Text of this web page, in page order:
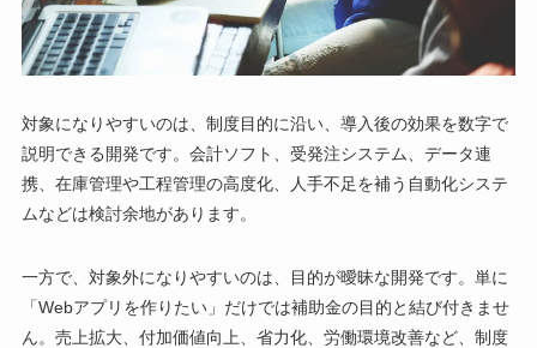
対象になりやすいのは、制度目的に沿い、導入後の効果を数字で
説明できる開発です。会計ソフト、受発注システム、データ連
携、在庫管理や工程管理の高度化、人手不足を補う自動化システ
ムなどは検討余地があります。
一方で、対象外になりやすいのは、目的が曖昧な開発です。単に
「Webアプリを作りたい」だけでは補助金の目的と結び付きませ
ん。売上拡大、付加価値向上、省力化、労働環境改善など、制度